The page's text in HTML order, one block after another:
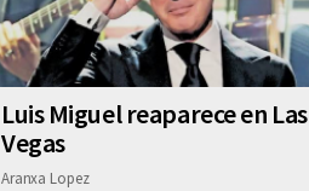
Luis Miguel reaparece en Las
Vegas
Aranxa Lopez